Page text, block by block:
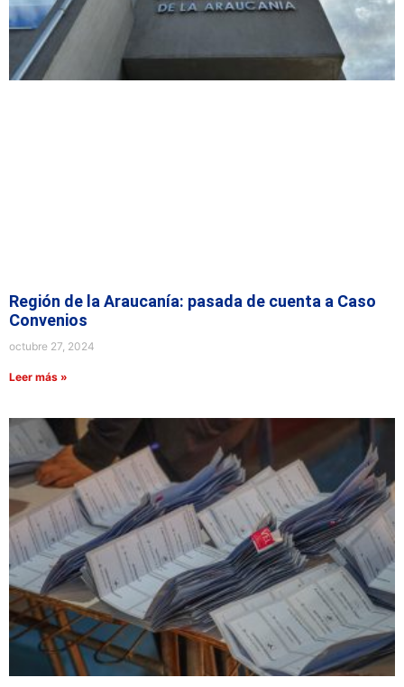
Región de la Araucanía: pasada de cuenta a Caso
Convenios
octubre 27, 2024
Leer más »